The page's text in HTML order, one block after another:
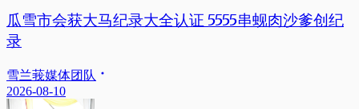
瓜雪市会获大马纪录大全认证 5555串蚬肉沙爹创纪
录
雪兰莪媒体团队
2026-08-10